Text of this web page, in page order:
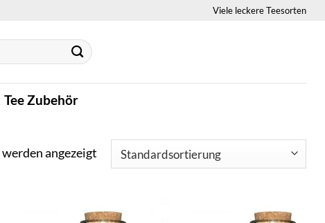
Viele leckere Teesorten
Tee Zubehör
angezeigt